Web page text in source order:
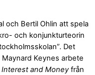
och Bertil Ohlin att spela
och konjunkturteorin
Det
Keynes arbete
and Money från